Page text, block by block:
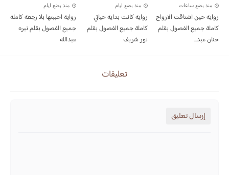
منذ بضع ساعات
رواية حين اشتاقت الارواح
كاملة جميع الفصول بقلم
حنان عبد...
منذ بضع ايام
رواية كانت بداية حياتي
كاملة جميع الفصول بقلم
نور شريف
منذ بضع ايام
رواية احببتها بلا رجعة كاملة
جميع الفصول بقلم نيره
عبدالله
تعليقات
إرسال تعليق